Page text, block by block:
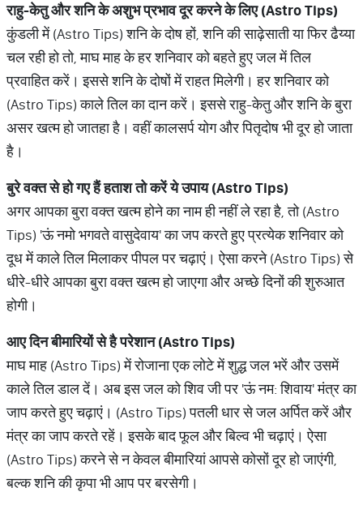
राहु-केतु और शनि के अशुभ प्रभाव दूर करने के लिए (Astro Tips)
कुंडली में (Astro Tips) शनि के दोष हों, शनि की साढ़ेसाती या फिर ढैय्या
चल रही हो तो, माघ माह के हर शनिवार को बहते हुए जल में तिल
प्रवाहित करें। इससे शनि के दोषों में राहत मिलेगी। हर शनिवार को
(Astro Tips) काले तिल का दान करें। इससे राहु-केतु और शनि के बुरा
असर खत्म हो जातहा है। वहीं कालसर्प योग और पितृदोष भी दूर हो जाता
है।
बुरे वक्त से हो गए हैं हताश तो करें ये उपाय (Astro Tips)
अगर आपका बुरा वक्त खत्म होने का नाम ही नहीं ले रहा है, तो (Astro
Tips) 'ऊं नमो भगवते वासुदेवाय' का जप करते हुए प्रत्येक शनिवार को
दूध में काले तिल मिलाकर पीपल पर चढ़ाएं। ऐसा करने (Astro Tips) से
धीरे-धीरे आपका बुरा वक्त खत्म हो जाएगा और अच्छे दिनों की शुरुआत
होगी।
आए दिन बीमारियों से है परेशान (Astro Tips)
माघ माह (Astro Tips) में रोजाना एक लोटे में शुद्ध जल भरें और उसमें
काले तिल डाल दें। अब इस जल को शिव जी पर 'ऊं नम: शिवाय' मंत्र का
जाप करते हुए चढ़ाएं। (Astro Tips) पतली धार से जल अर्पित करें और
मंत्र का जाप करते रहें। इसके बाद फूल और बिल्व भी चढ़ाएं। ऐसा
(Astro Tips) करने से न केवल बीमारियां आपसे कोसों दूर हो जाएंगी,
बल्क शनि की कृपा भी आप पर बरसेगी।